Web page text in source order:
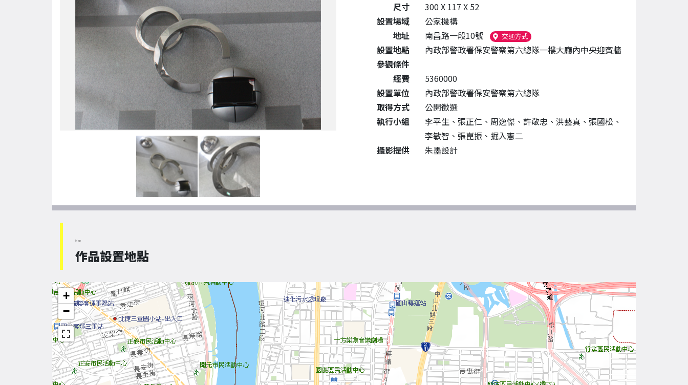
尺寸
300 X 117 X 52
設置場域
公家機構
地址
南昌路一段10號 交通方式（另開新視窗）
設置地點
內政部警政署保安警察第六總隊一樓大廳內中央迎賓牆
參觀條件
經費
5360000
設置單位
內政部警政署保安警察第六總隊
取得方式
公開徵選
執行小組
李平生、張正仁、周逸傑、許敬忠、洪藝真、張國松、
李敏智、張崑振、掘入憲二
攝影提供
朱墨設計
Map
作品設置地點
+
−